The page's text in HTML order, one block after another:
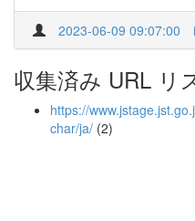
2023-06-09 09:07:00
収集済み URL リ
https://
char/ja/ (2)